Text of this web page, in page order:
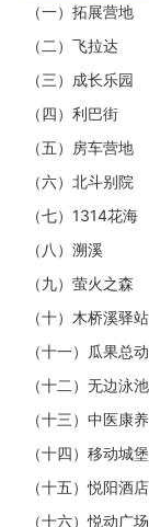
（一）拓展营地
（二）飞拉达
（三）成长乐园
（四）利巴街
（五）房车营地
（六）北斗别院
（七）1314花海
（八）溯溪
（九）萤火之森
（十）木桥溪驿站
（十一）瓜果总
（十二）无边泳池
（十三）中医康
（十四）移动城堡
（十五）悦阳酒店
（十六）悦动广场